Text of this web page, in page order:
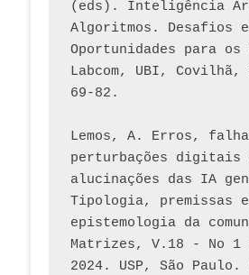
(eds). Inteligência
Algoritmos. Desafios e
Oportunidades para os
Labcom, UBI, Covilhã,
69-82.
Lemos, A. Erros,
perturbações digitais
alucinações das IA
Tipologia, premissas e
epistemologia da
Matrizes, V.18 - No
2024. USP, São